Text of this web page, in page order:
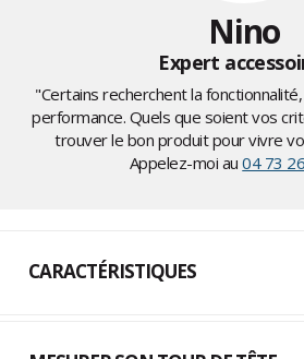
Nino
Expert
"Certains recherchent la
performance. Quels que soient vos
trouver le bon produit pour vivre
Appelez-moi au04 73
CARACTÉRISTIQUES